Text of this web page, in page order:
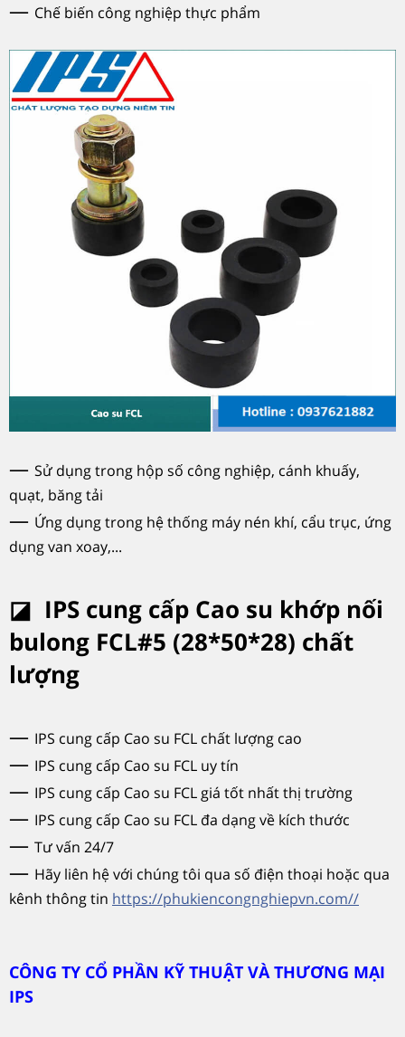
— Chế biến công nghiệp thực phẩm
— Sử dụng trong hộp số công nghiệp, cánh khuấy,
quạt, băng tải
— Ứng dụng trong hệ thống máy nén khí, cẩu trục, ứng
dụng van xoay,...
◪ IPS cung cấp Cao su khớp nối
bulong FCL#5 (28*50*28) chất
lượng
— IPS cung cấp Cao su FCL chất lượng cao
— IPS cung cấp Cao su FCL uy tín
— IPS cung cấp Cao su FCL giá tốt nhất thị trường
— IPS cung cấp Cao su FCL đa dạng về kích thước
— Tư vấn 24/7
— Hãy liên hệ với chúng tôi qua số điện thoại hoặc qua
kênh thông tin https://phukiencongnghiepvn.com//
CÔNG TY CỔ PHẦN KỸ THUẬT VÀ THƯƠNG MẠI
IPS